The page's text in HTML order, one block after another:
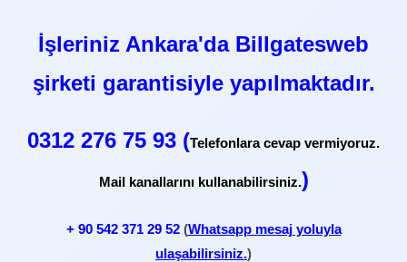
İşleriniz Ankara'da Billgatesweb
şirketi garantisiyle yapılmaktadır.
0312 276 75 93 (Telefonlara cevap vermiyoruz.
Mail kanallarını kullanabilirsiniz.)
+ 90 542 371 29 52(Whatsapp mesaj yoluyla
ulaşabilirsiniz.)